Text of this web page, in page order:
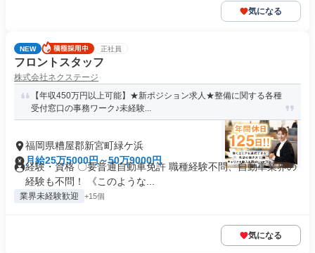
気になる
NEW 正社員
フロントスタッフ
株式会社ネクステージ
【年収450万円以上可能】★新ポジション求人★整備に関する各種
受付窓口の事務ワーク♪未経験...
福岡県糟屋郡新宮町緑ケ浜
月給25万5000円～50万9000円
経験・資格 〇要普通自動車免許 職種経験不問、自動車業界の
経験も不問！ 《このような...
業界未経験歓迎 +15個
気になる